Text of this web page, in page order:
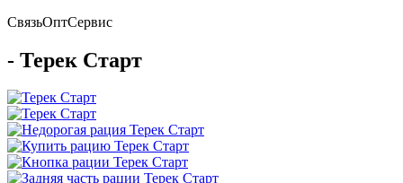
СвязьОптСервис
- Терек Старт